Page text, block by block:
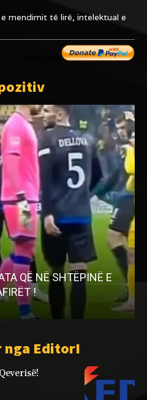
mendimit të lirë, intelektual e
QË NË SHTËPINË E
!
nga EditorI